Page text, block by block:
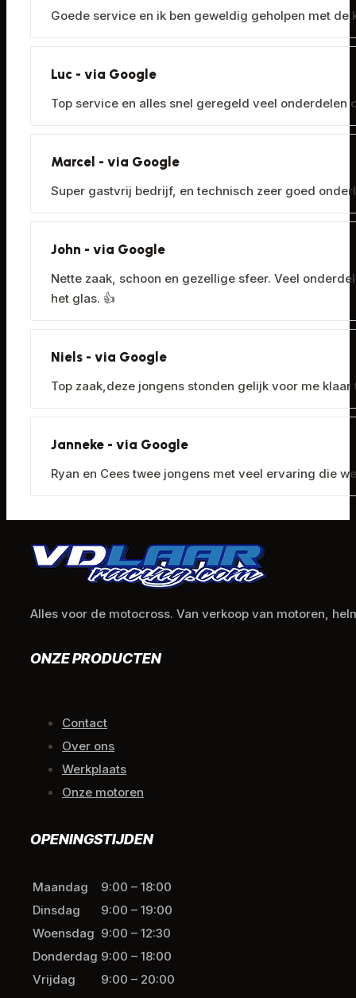
Goede service en ik ben geweldig geholpen met
Luc - via Google
Top service en alles snel geregeld veel
Marcel - via Google
Super gastvrij bedrijf, en technisch zeer goed
John - via Google
Nette zaak, schoon en gezellige sfeer. Veel
het glas. 👍
Niels - via Google
Top zaak,deze jongens stonden gelijk voor me
Janneke - via Google
Ryan en Cees twee jongens met veel ervaring die
Alles voor de motocross. Van verkoop van motoren,
ONZE PRODUCTEN
Contact
Over ons
Werkplaats
Onze motoren
OPENINGSTIJDEN
Maandag
9:00 – 18:00
Dinsdag
9:00 – 19:00
Woensdag 9:00 – 12:30
Donderdag 9:00 – 18:00
Vrijdag
9:00 – 20:00